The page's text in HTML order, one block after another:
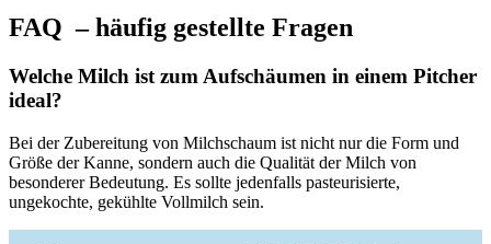
FAQ – häufig gestellte Fragen
Welche Milch ist zum Aufschäumen in einem Pitcher
ideal?
Bei der Zubereitung von Milchschaum ist nicht nur die Form und
Größe der Kanne, sondern auch die Qualität der Milch von
besonderer Bedeutung. Es sollte jedenfalls pasteurisierte,
ungekochte, gekühlte Vollmilch sein.